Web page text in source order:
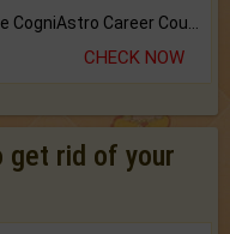
The CogniAstro Career Counselling Report is the most comprehensive report available on this topic.
CHECK NOW
get rid of your